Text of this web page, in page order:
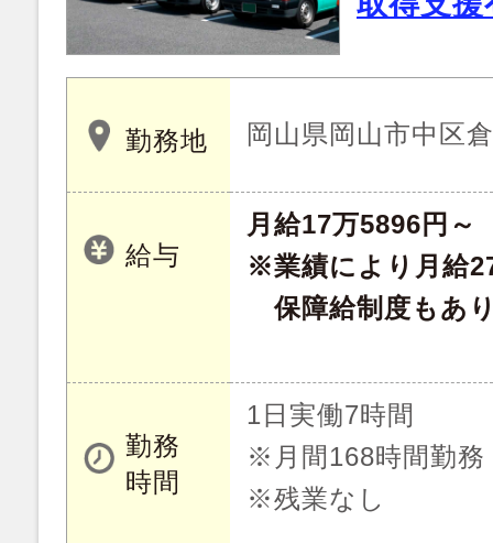
勤務地 岡山県岡山市中区
給与
月給17万5896円～
※業績により月給
保障給制度もあ
勤務
時間
1日実働7時間
※月間168時間勤務
※残業なし